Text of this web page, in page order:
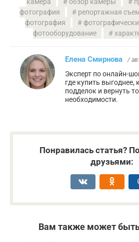
фотография
репортажная
фотография
фотооборудование
Елена Смирнова /
Эксперт по онлайн-
где купить выгоднее,
подделок и вернуть
необходимости.
Понравилась статья?
друзьями:
Вам также может быть